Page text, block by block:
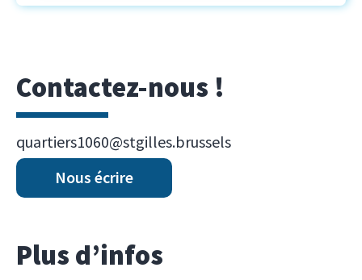
Contactez-nous !
quartiers1060@stgilles.brussels
Nous écrire
Plus d’infos